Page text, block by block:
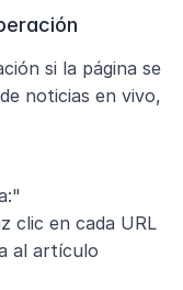
si la página se
noticias en vivo,
clic en cada URL
al artículo